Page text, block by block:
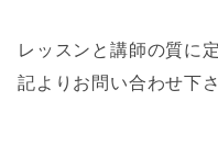
レッスンと講師の質に
記よりお問い合わせ下さ